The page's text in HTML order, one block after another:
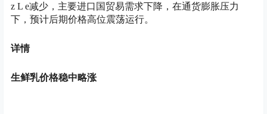
z L e减少，主要进口国贸易需求下降，在通货膨胀压力
下，预计后期价格高位震荡运行。
详情
生鲜乳价格稳中略涨